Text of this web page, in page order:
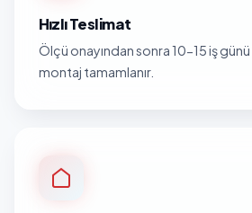
Hızlı Teslimat
Ölçü onayından sonra 10-15 iş
montaj tamamlanır.